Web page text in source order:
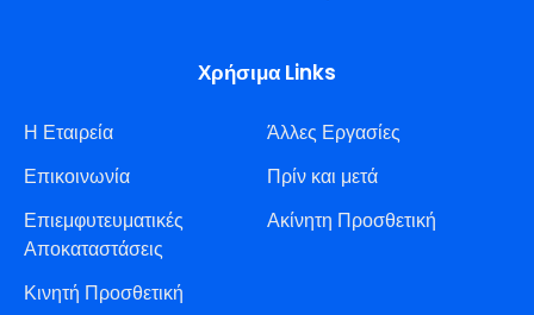
Χρήσιμα Links
Η Εταιρεία
Επικοινωνία
Επιεμφυτευματικές
Αποκαταστάσεις
Κινητή Προσθετική
Άλλες Εργασίες
Πρίν και μετά
Ακίνητη Προσθετική